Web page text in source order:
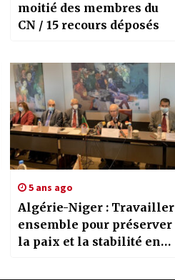
moitié des membres du
5 ans ago
Algérie-Niger : Travailler
ensemble pour préserver
la paix et la stabilité en